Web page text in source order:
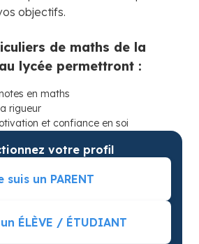
objectifs.
de maths de la
lycée permettront :
en maths
rigueur
et confiance en soi
votre profil
suis un PARENT
ÉLÈVE / ÉTUDIANT